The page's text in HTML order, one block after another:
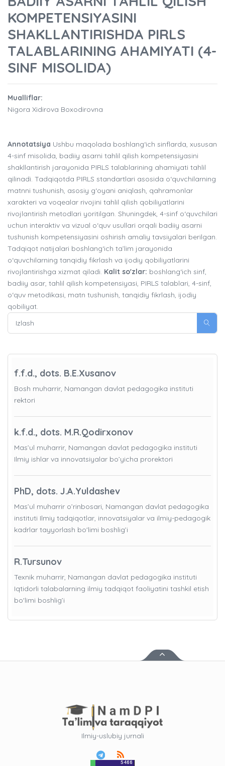
KOMPETENSIYASINI
SHAKLLANTIRISHDA PIRLS
TALABLARINING AHAMIYATI (4-
SINF MISOLIDA)
Mualliflar:
Nigora Xidirova Boxodirovna
Annotatsiya Ushbu maqolada boshlang‘ich sinflarda, xususan
4-sinf misolida, badiiy asarni tahlil qilish kompetensiyasini
shakllantirish jarayonida PIRLS talablarining ahamiyati tahlil
qilinadi. Tadqiqotda PIRLS standartlari asosida o‘quvchilarning
matnni tushunish, asosiy g‘oyani aniqlash, qahramonlar
xarakteri va voqealar rivojini tahlil qilish qobiliyatlarini
rivojlantirish metodlari yoritilgan. Shuningdek, 4-sinf o‘quvchilari
uchun interaktiv va vizual o‘quv usullari orqali badiiy asarni
tushunish kompetensiyasini oshirish amaliy tavsiyalari berilgan.
Tadqiqot natijalari boshlang‘ich ta’lim jarayonida
o‘quvchilarning tanqidiy fikrlash va ijodiy qobiliyatlarini
rivojlantirishga xizmat qiladi. Kalit so'zlar: boshlang‘ich sinf,
badiiy asar, tahlil qilish kompetensiyasi, PIRLS talablari, 4-sinf,
o‘quv metodikasi, matn tushunish, tanqidiy fikrlash, ijodiy
qobiliyat.
f.f.d., dots. B.E.Xusanov
Bosh muharrir, Namangan davlat pedagogika instituti
rektori
k.f.d., dots. M.R.Qodirxonov
Mas’ul muharrir, Namangan davlat pedagogika instituti
Ilmiy ishlar va innovatsiyalar bo’yicha prorektori
PhD, dots. J.A.Yuldashev
Mas’ul muharrir o’rinbosari, Namangan davlat pedagogika
instituti Ilmiy tadqiqotlar, innovatsiyalar va ilmiy-pedagogik
kadrlar tayyorlash bo'limi boshlig’i
R.Tursunov
Texnik muharrir, Namangan davlat pedagogika instituti
Iqtidorli talabalarning ilmiy tadqiqot faoliyatini tashkil etish
bo'limi boshlig’i
Ilmiy-uslubiy jurnali